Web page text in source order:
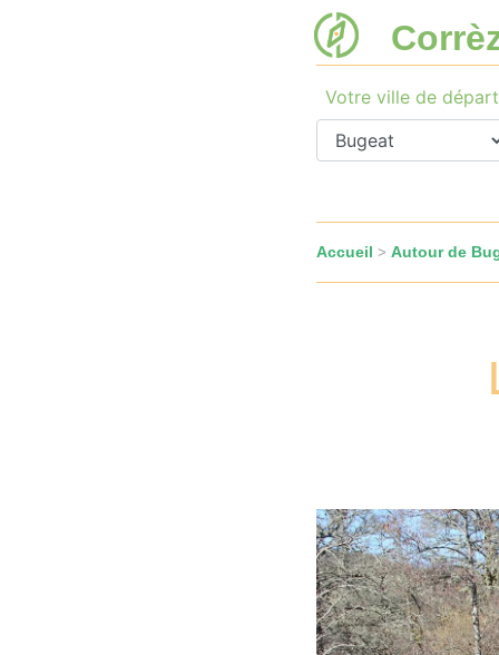
Votre ville de départ
Accueil > Autour de